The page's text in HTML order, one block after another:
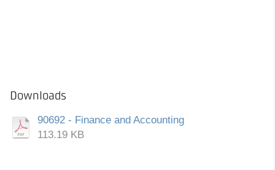
Downloads
90692 - Finance and Accounting
113.19 KB